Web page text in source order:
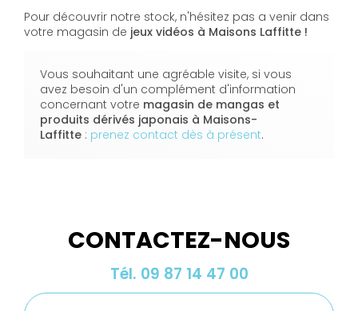
Pour découvrir notre stock, n'hésitez pas a venir dans
votre magasin de jeux vidéos à Maisons Laffitte !
Vous souhaitant une agréable visite, si vous
avez besoin d'un complément d'information
concernant votre magasin de mangas et
produits dérivés japonais à Maisons-
Laffitte : prenez contact dès à présent.
CONTACTEZ-NOUS
Tél. 09 87 14 47 00